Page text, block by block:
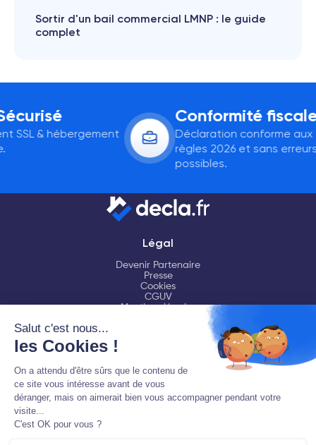
Sortir d'un bail commercial LMNP : le guide
complet
& hébergement
Conformité fiscale
Déclaration conforme aux
règles 2026 et sans erreurs
possibles.
Légal
Devenir Partenaire
Presse
Cookies
CGUV
Mentions légales
Chat en ligne
Contactez-nous
Ressources